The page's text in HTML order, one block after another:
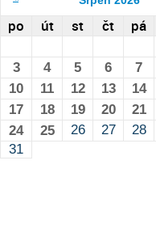
po út st čt pá
3
4 5 6 7
10
11 12 13 14
17
18 19 20 21
24
25 26 27 28
31